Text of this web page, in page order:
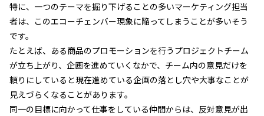
特に、一つのテーマを掘り下げることの多いマーケティング担当
者は、このエコーチェンバー現象に陥ってしまうことが多いそう
です。
たとえば、ある商品のプロモーションを行うプロジェクトチーム
が立ち上がり、企画を進めていくなかで、チーム内の意見だけを
頼りにしていると現在進めている企画の落とし穴や大事なことが
見えづらくなることがあります。
同一の目標に向かって仕事をしている仲間からは、反対意見が出